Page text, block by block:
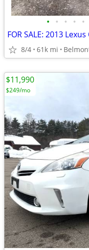
• • • • •
8/4 61k mi
$11,990
$249/mo